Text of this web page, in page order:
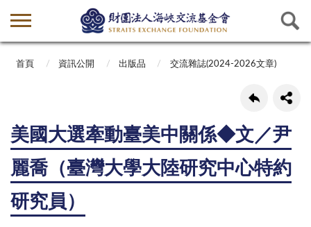
首頁 資訊公開 出版品 交流雜誌(2024-2026文章)
美國大選牽動臺美中關係◆文／尹
麗喬（臺灣大學大陸研究中心特約
研究員）